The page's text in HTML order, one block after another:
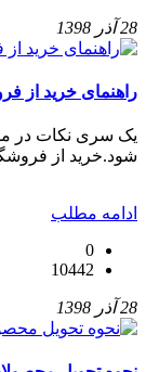
28 آذر 1398
راهنمای خرید از
یک سری نکات در
شود.خرید از
ادامه مطلب
0
10442
28 آذر 1398